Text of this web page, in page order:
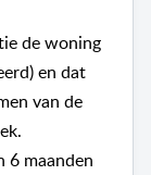
de woning
en dat
van de
6 maanden